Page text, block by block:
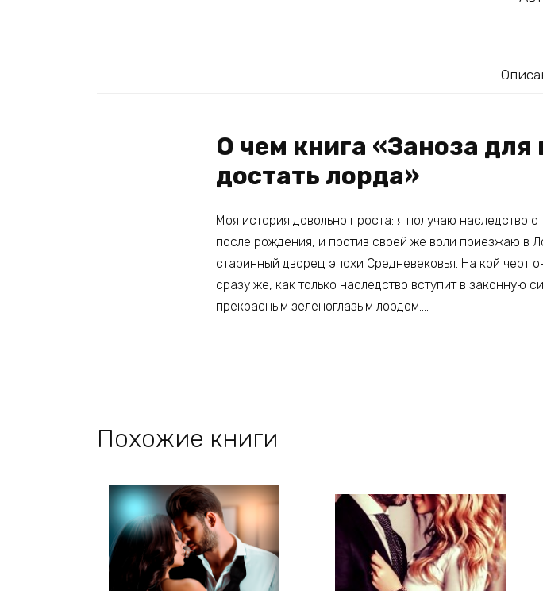
О чем книга «Заноза
достать лорда»
Моя история довольно проста: я получаю наследство
после рождения, и против своей же воли приезжаю в
старинный дворец эпохи Средневековья. На кой черт
сразу же, как только наследство вступит в законную
прекрасным зеленоглазым лордом….
Похожие книги